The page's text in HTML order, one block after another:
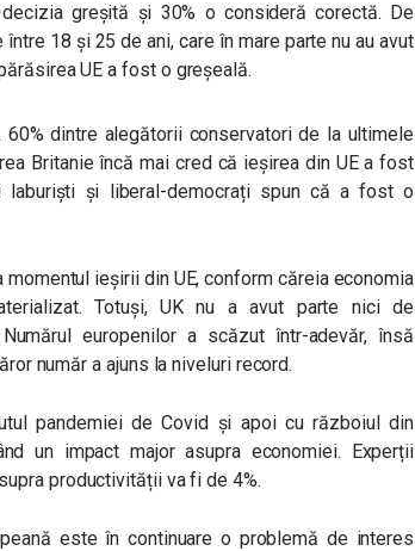
greșită și 30% o consideră corectă. De
18 și 25 de ani, care în mare parte nu au avut
UE a fost o greșeală.
dintre alegătorii conservatori de la ultimele
Britanie încă mai cred că ieșirea din UE a fost
laburişti și liberal-democrați spun că a fost o
ieșirii din UE, conform căreia economia
Totuși, UK nu a avut parte nici de
europenilor a scăzut într-adevăr, însă
număr a ajuns la niveluri record.
pandemiei de Covid și apoi cu războiul din
un impact major asupra economiei. Experții
productivității va fi de 4%.
este în continuare o problemă de interes